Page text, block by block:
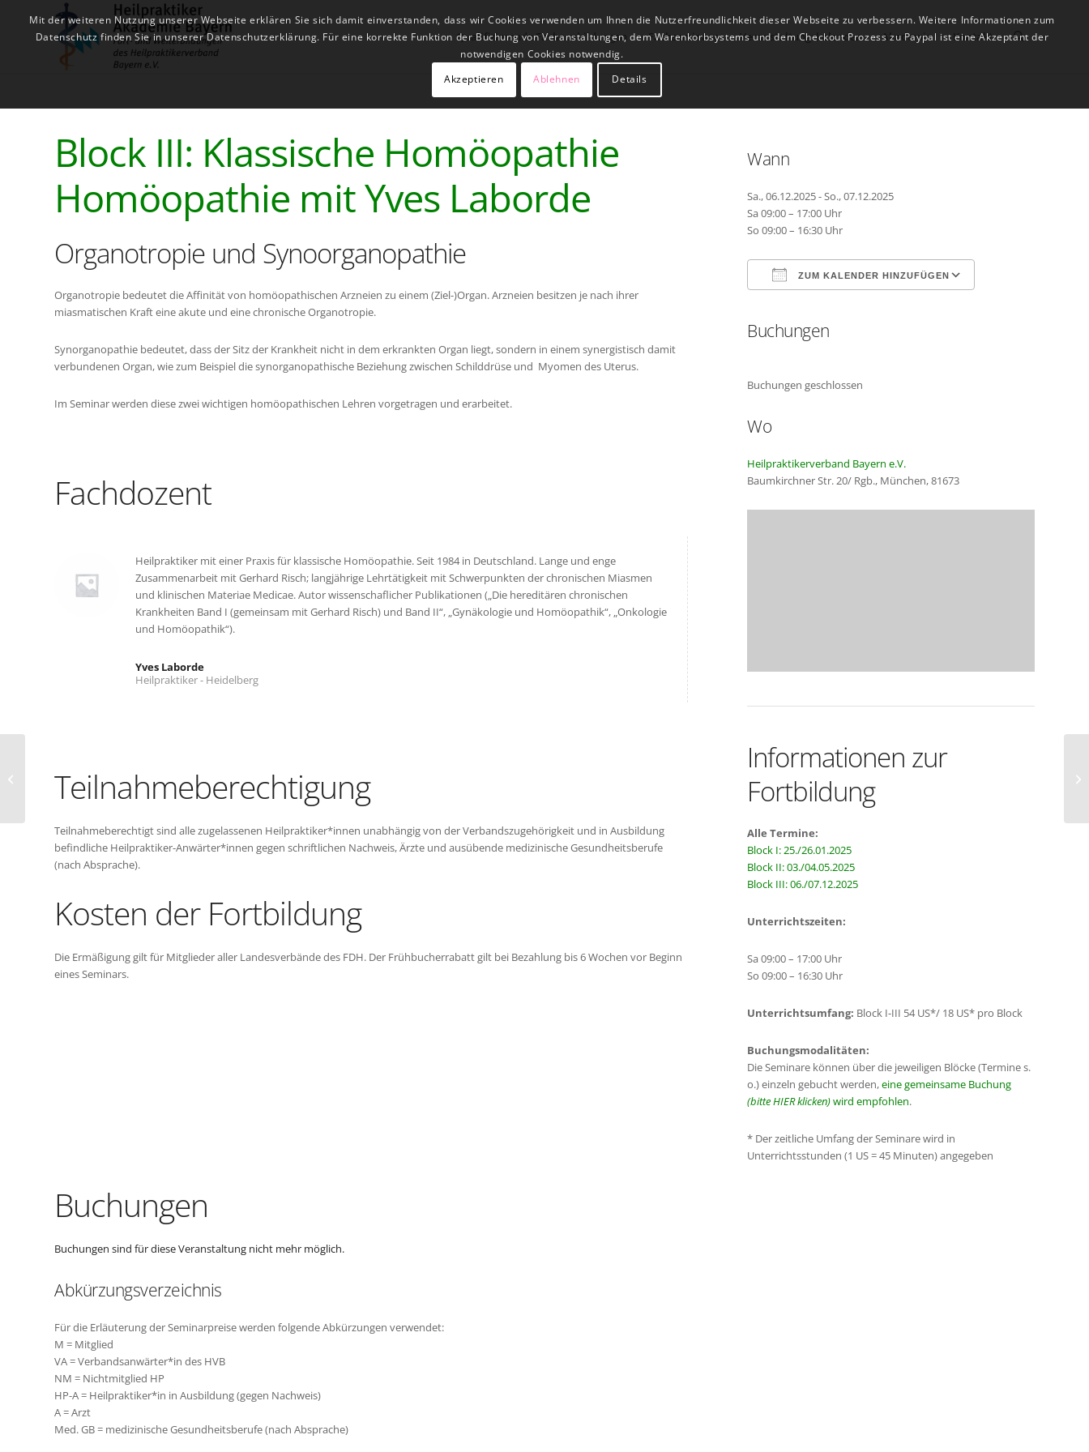
Qualifizierende Fachausbildungen Fachseminare Veranstaltungskalender Akademie Kontakt
Block III: Klassische Homöopathie
Homöopathie mit Yves Laborde
Organotropie und Synoorganopathie
Organotropie bedeutet die Affinität von homöopathischen Arzneien zu einem (Ziel-)Organ. Arzneien besitzen je nach ihrer
miasmatischen Kraft eine akute und eine chronische Organotropie.
Synorganopathie bedeutet, dass der Sitz der Krankheit nicht in dem erkrankten Organ liegt, sondern in einem synergistisch damit
verbundenen Organ, wie zum Beispiel die synorganopathische Beziehung zwischen Schilddrüse und Myomen des Uterus.
Im Seminar werden diese zwei wichtigen homöopathischen Lehren vorgetragen und erarbeitet.
Fachdozent
Heilpraktiker mit einer Praxis für klassische Homöopathie. Seit 1984 in Deutschland. Lange und enge
Zusammenarbeit mit Gerhard Risch; langjährige Lehrtätigkeit mit Schwerpunkten der chronischen Miasmen
und klinischen Materiae Medicae. Autor wissenschaflicher Publikationen („Die hereditären chronischen
Krankheiten Band I (gemeinsam mit Gerhard Risch) und Band II“, „Gynäkologie und Homöopathik“, „Onkologie
und Homöopathik“).
Yves Laborde
Heilpraktiker - Heidelberg
Teilnahmeberechtigung
Teilnahmeberechtigt sind alle zugelassenen Heilpraktiker*innen unabhängig von der Verbandszugehörigkeit und in Ausbildung
befindliche Heilpraktiker-Anwärter*innen gegen schriftlichen Nachweis, Ärzte und ausübende medizinische Gesundheitsberufe
(nach Absprache).
Kosten der Fortbildung
Die Ermäßigung gilt für Mitglieder aller Landesverbände des FDH. Der Frühbucherrabatt gilt bei Bezahlung bis 6 Wochen vor Beginn
eines Seminars.
Wann
Sa., 06.12.2025 - So., 07.12.2025
Sa 09:00 – 17:00 Uhr
So 09:00 – 16:30 Uhr
ZUM KALENDER HINZUFÜGEN
ICS herunterladen
Buchungen
Buchungen geschlossen
Wo
Heilpraktikerverband Bayern e.V.
Baumkirchner Str. 20/ Rgb., München, 81673
Informationen zur
Fortbildung
Alle Termine:
Block I: 25./26.01.2025
Block II: 03./04.05.2025
Block III: 06./07.12.2025
Unterrichtszeiten:
Sa 09:00 – 17:00 Uhr
So 09:00 – 16:30 Uhr
Unterrichtsumfang: Block I-III 54 US*/ 18 US* pro Block
Buchungsmodalitäten:
Die Seminare können über die jeweiligen Blöcke (Termine s.
o.) einzeln gebucht werden,eine gemeinsame Buchung
(bitte HIER klicken)wird empfohlen.
* Der zeitliche Umfang der Seminare wird in
Unterrichtsstunden (1 US = 45 Minuten) angegeben
Buchungen
Buchungen sind für diese Veranstaltung nicht mehr möglich.
Abkürzungsverzeichnis
Für die Erläuterung der Seminarpreise werden folgende Abkürzungen verwendet:
M = Mitglied
VA = Verbandsanwärter*in des HVB
NM = Nichtmitglied HP
HP-A = Heilpraktiker*in in Ausbildung (gegen Nachweis)
A = Arzt
Med. GB = medizinische Gesundheitsberufe (nach Absprache)
Homöopathie mit Yves Laborde
Mit der weiteren Nutzung unserer Webseite erklären Sie sich damit einverstanden, dass wir Cookies verwenden um Ihnen die Nutzerfreundlichkeit dieser Webseite zu verbessern. Weitere Informationen zum
Datenschutz finden Sie in unserer Datenschutzerklärung. Für eine korrekte Funktion der Buchung von Veranstaltungen, dem Warenkorbsystems und dem Checkout Prozess zu Paypal ist eine Akzeptant der
notwendigen Cookies notwendig.
Akzeptieren
Ablehnen Details